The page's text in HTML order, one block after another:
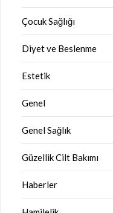
Çocuk Sağlığı
Diyet ve Beslenme
Estetik
Genel
Genel Sağlık
Güzellik Cilt Bakımı
Haberler